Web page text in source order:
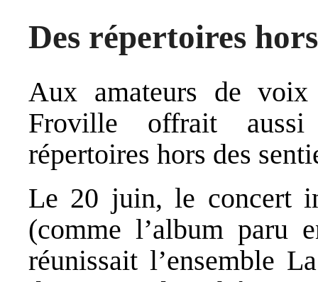
Des répertoires
Aux amateurs de
Froville offrait aussi
répertoires hors des
Le 20 juin, le concert
(comme l’album paru
réunissait l’ensemble